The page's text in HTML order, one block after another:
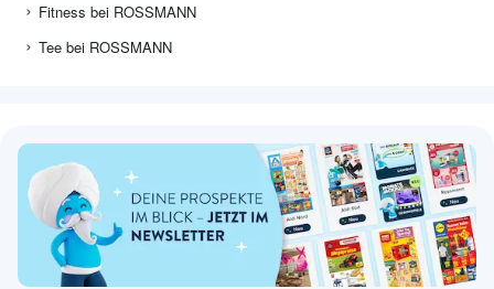
Fitness bei ROSSMANN
Tee bei ROSSMANN